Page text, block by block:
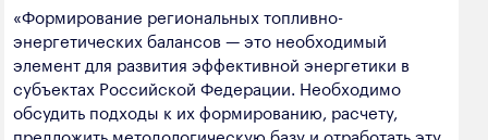
«Формирование региональных топливно-
энергетических балансов — это необходимый
элемент для развития эффективной энергетики в
субъектах Российской Федерации. Необходимо
обсудить подходы к их формированию, расчету,
предложить методологическую базу и отработать эту